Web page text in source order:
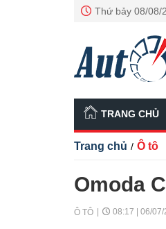
Thứ bảy 08/08/
TRANG CHỦ
Trang chủ / Ô tô
Omoda
Ô TÔ 08:17 | 06/07/